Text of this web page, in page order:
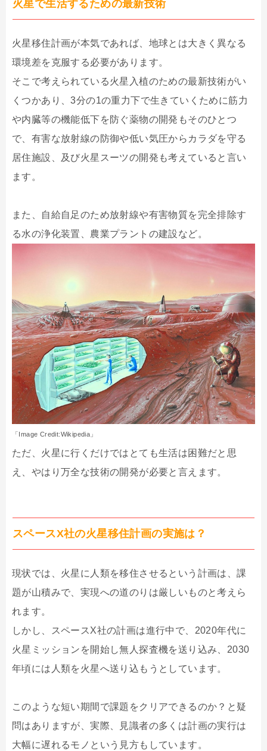
火星で生活するための最新技術
火星移住計画が本気であれば、地球とは大きく異なる
環境差を克服する必要があります。
そこで考えられている火星入植のための最新技術がい
くつかあり、3分の1の重力下で生きていくために筋力
や内臓等の機能低下を防ぐ薬物の開発もそのひとつ
で、有害な放射線の防御や低い気圧からカラダを守る
居住施設、及び火星スーツの開発も考えていると言い
ます。
また、自給自足のため放射線や有害物質を完全排除す
る水の浄化装置、農業プラントの建設など。
「Image Credit:Wikipedia」
ただ、火星に行くだけではとても生活は困難だと思
え、やはり万全な技術の開発が必要と言えます。
スペースX社の火星移住計画の実施は？
現状では、火星に人類を移住させるという計画は、課
題が山積みで、実現への道のりは厳しいものと考えら
れます。
しかし、スペースX社の計画は進行中で、2020年代に
火星ミッションを開始し無人探査機を送り込み、2030
年頃には人類を火星へ送り込もうとしています。
このような短い期間で課題をクリアできるのか？と疑
問はありますが、実際、見識者の多くは計画の実行は
大幅に遅れるモノという見方もしています。